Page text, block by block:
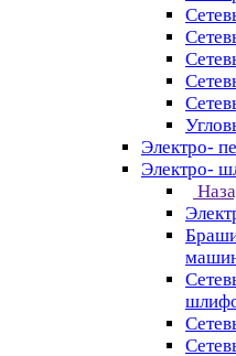
Электро-
Электро-